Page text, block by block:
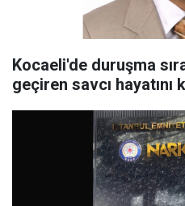
Kocaeli'de duruşma
geçiren savcı hayatını